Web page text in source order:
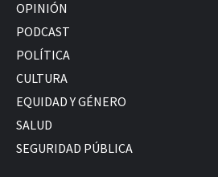
OPINIÓN
PODCAST
POLÍTICA
CULTURA
EQUIDAD Y GÉNERO
SALUD
SEGURIDAD PÚBLICA